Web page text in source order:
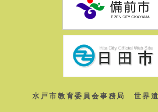
水戸市教育委員会事務局 世界